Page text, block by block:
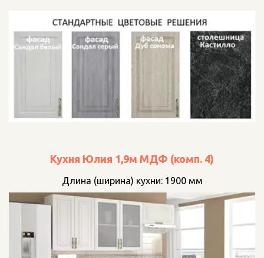
Кухня Юлия 1,9м МДФ (комп. 4)
Длина (ширина) кухни: 1900 мм